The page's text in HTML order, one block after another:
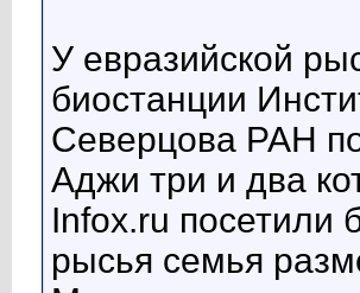
У евразийской
биостанции
Северцова РАН
Аджи три и два
Infox.ru посетили
рысья семья